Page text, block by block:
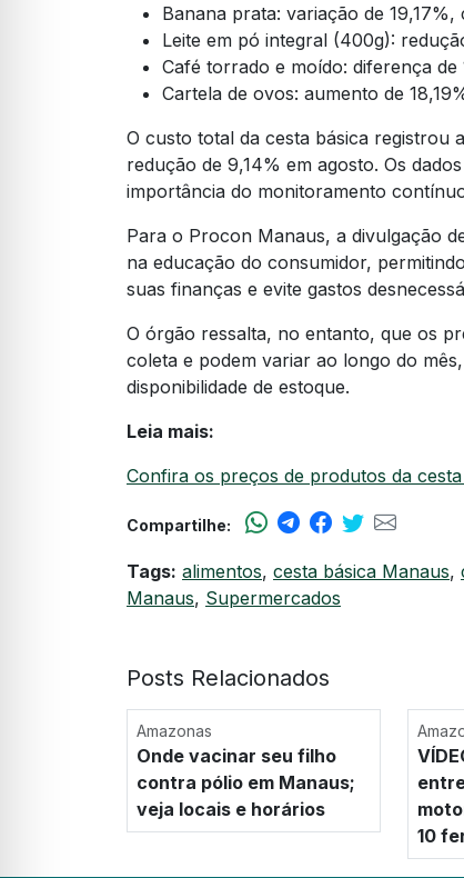
Banana prata: variação de
Leite em pó integral (400g):
Café torrado e moído: diferença
Cartela de ovos: aumento de
O custo total da cesta básica registrou
redução de 9,14% em agosto. Os
importância do monitoramento
Para o Procon Manaus, a divulgação
na educação do consumidor,
suas finanças e evite gastos
O órgão ressalta, no entanto, que os
coleta e podem variar ao longo do
disponibilidade de estoque.
Leia mais:
Confira os preços de produtos da
Compartilhe:
Tags: alimentos, cesta básica Manaus,
Manaus, Supermercados
Posts Relacionados
Amazonas
Onde vacinar seu filho
contra pólio em Manaus;
veja locais e horários
10